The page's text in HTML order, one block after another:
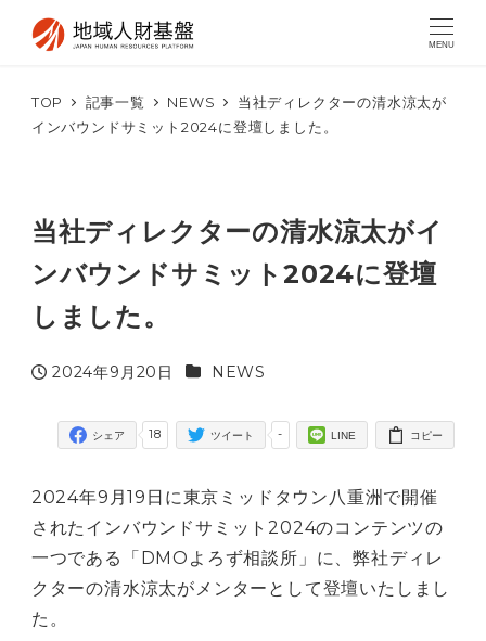
MENU
TOP 記事一覧 NEWS
当社ディレクターの清水涼太が
インバウンドサミット2024に登壇しました。
当社ディレクターの清水涼太がイ
ンバウンドサミット2024に登壇
しました。
投稿日
2024年9月20日 カテゴリー
NEWS
18
シェア -
ツイート LINE コピー
2024年9月19日に東京ミッドタウン八重洲で開催
されたインバウンドサミット2024のコンテンツの
一つである「DMOよろず相談所」に、弊社ディレ
クターの清水涼太がメンターとして登壇いたしまし
た。